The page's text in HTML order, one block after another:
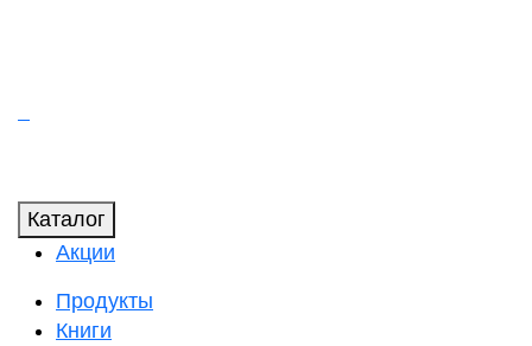
Каталог
Акции
Продукты
Книги